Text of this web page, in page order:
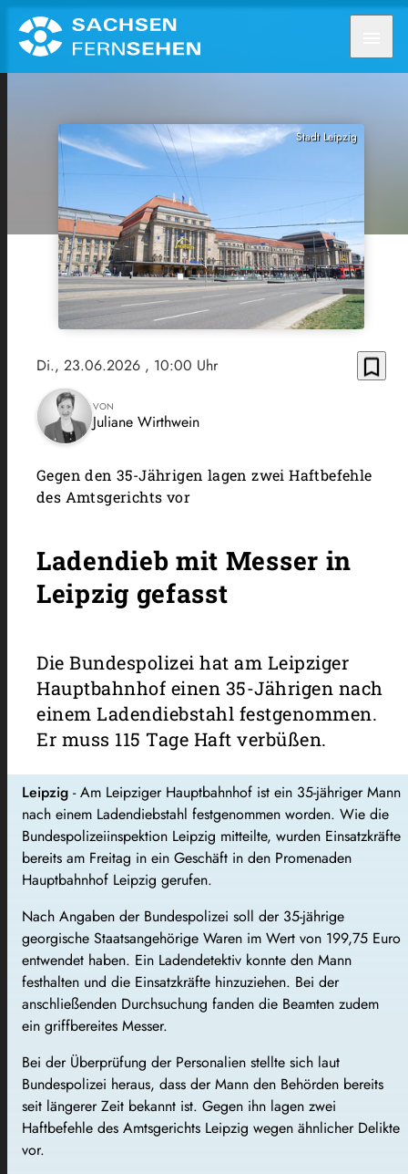
Stadt Leipzig
Di., 23.06.2026 , 10:00 Uhr bookmark_border
VON
Juliane Wirthwein
Gegen den 35-Jährigen lagen zwei Haftbefehle
des Amtsgerichts vor
Ladendieb mit Messer in
Leipzig gefasst
Die Bundespolizei hat am Leipziger
Hauptbahnhof einen 35-Jährigen nach
einem Ladendiebstahl festgenommen.
Er muss 115 Tage Haft verbüßen.
Leipzig - Am Leipziger Hauptbahnhof ist ein 35-jähriger Mann
nach einem Ladendiebstahl festgenommen worden. Wie die
Bundespolizeiinspektion Leipzig mitteilte, wurden Einsatzkräfte
bereits am Freitag in ein Geschäft in den Promenaden
Hauptbahnhof Leipzig gerufen.
Nach Angaben der Bundespolizei soll der 35-jährige
georgische Staatsangehörige Waren im Wert von 199,75 Euro
entwendet haben. Ein Ladendetektiv konnte den Mann
festhalten und die Einsatzkräfte hinzuziehen. Bei der
anschließenden Durchsuchung fanden die Beamten zudem
ein griffbereites Messer.
Bei der Überprüfung der Personalien stellte sich laut
Bundespolizei heraus, dass der Mann den Behörden bereits
seit längerer Zeit bekannt ist. Gegen ihn lagen zwei
Haftbefehle des Amtsgerichts Leipzig wegen ähnlicher Delikte
vor.